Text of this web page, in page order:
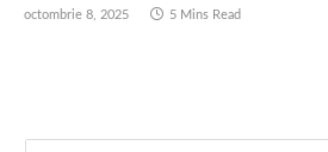
octombrie 8, 2025 5 Mins Read